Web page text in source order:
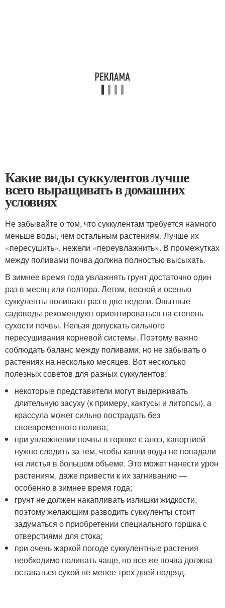
Какие виды суккулентов лучше
всего выращивать в домашних
условиях
Не забывайте о том, что суккулентам требуется намного
меньше воды, чем остальным растениям. Лучше их
«пересушить», нежели «переувлажнить». В промежутках
между поливами почва должна полностью высыхать.
В зимнее время года увлажнять грунт достаточно один
раз в месяц или полтора. Летом, весной и осенью
суккуленты поливают раз в две недели. Опытные
садоводы рекомендуют ориентироваться на степень
сухости почвы. Нельзя допускать сильного
пересушивания корневой системы. Поэтому важно
соблюдать баланс между поливами, но не забывать о
растениях на несколько месяцев. Вот несколько
полезных советов для разных суккулентов:
некоторые представители могут выдерживать
длительную засуху (к примеру, кактусы и литопсы), а
крассула может сильно пострадать без
своевременного полива;
при увлажнении почвы в горшке с алоэ, хавортией
нужно следить за тем, чтобы капли воды не попадали
на листья в большом объеме. Это может нанести урон
растениям, даже привести к их загниванию —
особенно в зимнее время года;
грунт не должен накапливать излишки жидкости,
поэтому желающим разводить суккуленты стоит
задуматься о приобретении специального горшка с
отверстиями для стока;
при очень жаркой погоде суккулентные растения
необходимо поливать чаще, но все же почва должна
оставаться сухой не менее трех дней подряд.